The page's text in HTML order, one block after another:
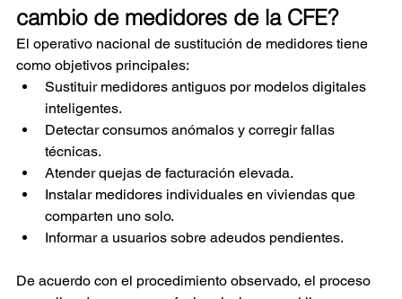
cambio de medidores de la CFE?
El operativo nacional de sustitución de medidores tiene
como objetivos principales:
Sustituir medidores antiguos por modelos digitales
inteligentes.
Detectar consumos anómalos y corregir fallas
técnicas.
Atender quejas de facturación elevada.
Instalar medidores individuales en viviendas que
comparten uno solo.
Informar a usuarios sobre adeudos pendientes.
De acuerdo con el procedimiento observado, el proceso